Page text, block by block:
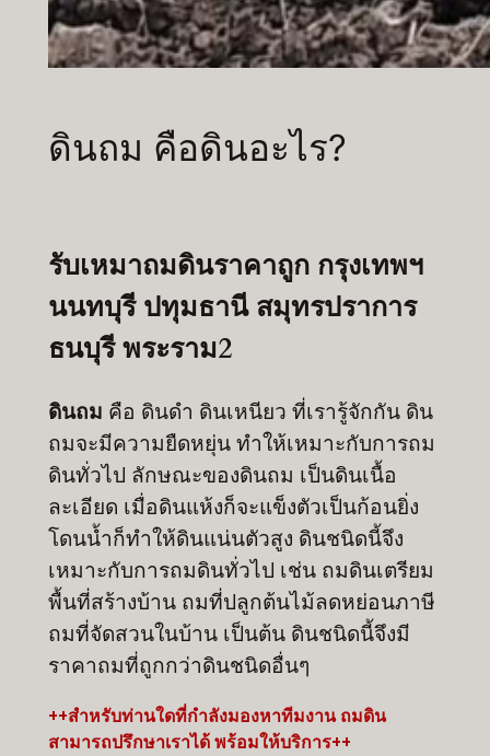
ดินถม คือดินอะไร?
รับเหมาถมดินราคาถูก กรุงเทพฯ
นนทบุรี ปทุมธานี สมุทรปราการ
ธนบุรี พระราม2
ดินถม คือ ดินดำ ดินเหนียว ที่เรารู้จักกัน ดิน
ถมจะมีความยืดหยุ่น ทำให้เหมาะกับการถม
ดินทั่วไป ลักษณะของดินถม เป็นดินเนื้อ
ละเอียด เมื่อดินแห้งก็จะแข็งตัวเป็นก้อนยิ่ง
โดนน้ำก็ทำให้ดินแน่นตัวสูง ดินชนิดนี้จึง
เหมาะกับการถมดินทั่วไป เช่น ถมดินเตรียม
พื้นที่สร้างบ้าน ถมที่ปลูกต้นไม้ลดหย่อนภาษี
ถมที่จัดสวนในบ้าน เป็นต้น ดินชนิดนี้จึงมี
ราคาถมที่ถูกกว่าดินชนิดอื่นๆ
++สำหรับท่านใดที่กำลังมองหาทีมงาน ถมดิน
สามารถปรึกษาเราได้ พร้อมให้บริการ++